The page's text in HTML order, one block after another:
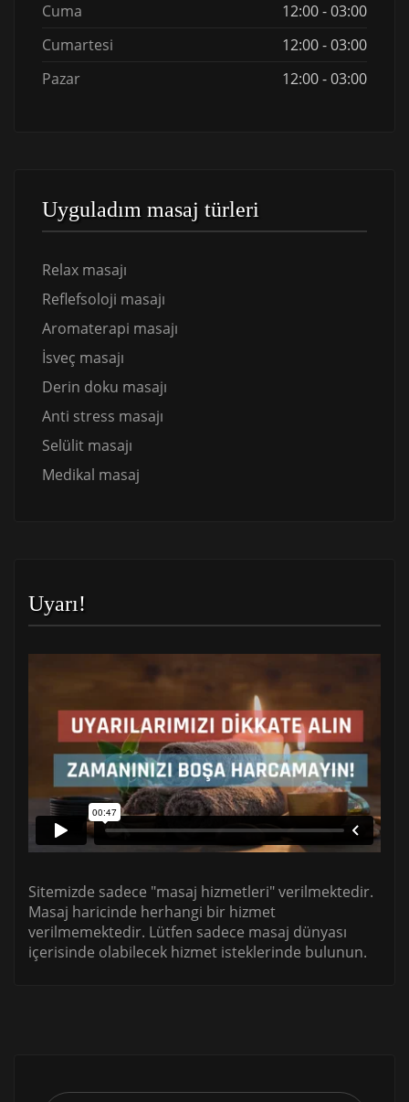
Cuma
12:00 - 03:00
Cumartesi
12:00 - 03:00
Pazar
12:00 - 03:00
Uyguladım masaj türleri
Relax masajı
Reflefsoloji masajı
Aromaterapi masajı
İsveç masajı
Derin doku masajı
Anti stress masajı
Selülit masajı
Medikal masaj
Uyarı!
Sitemizde sadece "masaj hizmetleri" verilmektedir.
Masaj haricinde herhangi bir hizmet
verilmemektedir. Lütfen sadece masaj dünyası
içerisinde olabilecek hizmet isteklerinde bulunun.